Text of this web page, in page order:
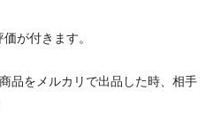
が付きます。
品をメルカリで出品した時、相手